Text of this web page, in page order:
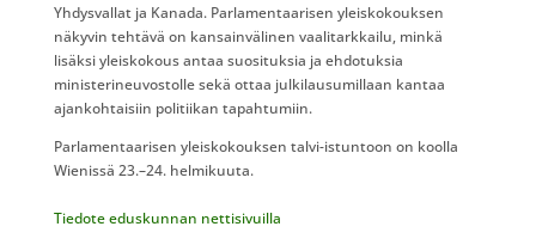
Yhdysvallat ja Kanada. Parlamentaarisen yleiskokouksen
näkyvin tehtävä on kansainvälinen vaalitarkkailu, minkä
lisäksi yleiskokous antaa suosituksia ja ehdotuksia
ministerineuvostolle sekä ottaa julkilausumillaan kantaa
ajankohtaisiin politiikan tapahtumiin.
Parlamentaarisen yleiskokouksen talvi-istuntoon on koolla
Wienissä 23.–24. helmikuuta.
Tiedote eduskunnan nettisivuilla